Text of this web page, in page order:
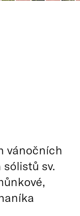
vánočních
sv.